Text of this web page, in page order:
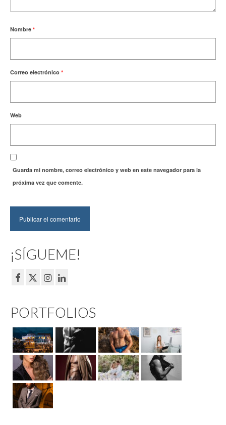
Nombre *
Correo electrónico *
Web
Guarda mi nombre, correo electrónico y web en este navegador para la
próxima vez que comente.
¡SÍGUEME!
PORTFOLIOS